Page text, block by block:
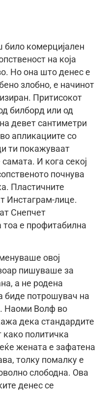
било комерцијален
на која
Но она што денес е
злобно, е начинот
Притисокот
билборд или од
девет сантиметри
апликациите со
ти покажуваат
самата. И кога секој
почнува
Пластичните
Инстаграм-лице.
Снепчет
е профитабилна
овој
пишуваше за
а не родена
биде потрошувач на
Наоми Волф во
дека стандардите
како политичка
жената е зафатена
толку помалку е
слободна. Ова
денес се